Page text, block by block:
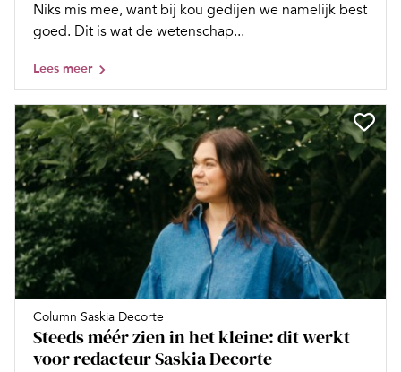
Niks mis mee, want bij kou gedijen we namelijk best
goed. Dit is wat de wetenschap...
Lees meer
Column Saskia Decorte
Steeds méér zien in het kleine: dit werkt
voor redacteur Saskia Decorte